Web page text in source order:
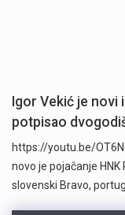
Igor Vekić je novi
potpisao
https://youtu.be/
novo je pojačanje
slovenski Bravo,